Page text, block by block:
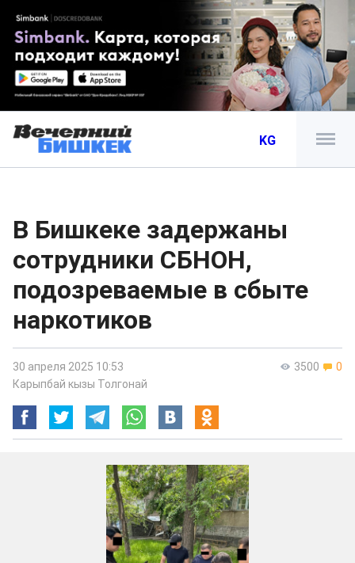
KG
В Бишкеке задержаны
сотрудники СБНОН,
подозреваемые в сбыте
наркотиков
3500 0
30 апреля 2025 10:53
Карыпбай кызы Толгонай